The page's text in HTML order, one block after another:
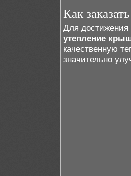
Как
Для достижения
утепление
качественную
значительно